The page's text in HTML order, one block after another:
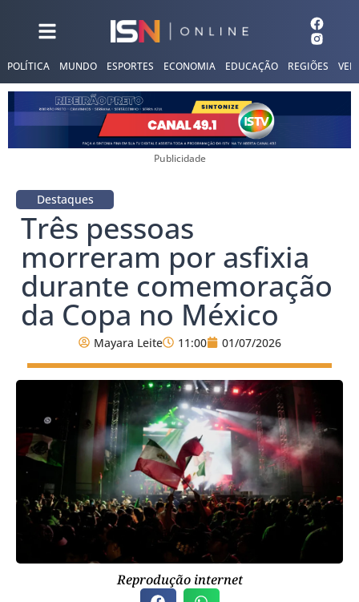
POLÍTICA MUNDO ESPORTES ECONOMIA EDUCAÇÃO REGIÕES
Publicidade
Destaques
Três pessoas
morreram por asfixia
durante comemoração
da Copa no México
Mayara Leite 11:00 01/07/2026
Reprodução internet